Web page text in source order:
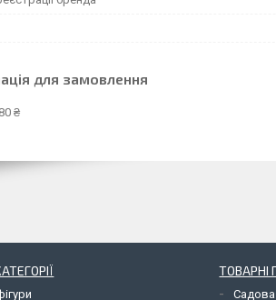
для замовлення
₴
ТОВАРНІ
Садова